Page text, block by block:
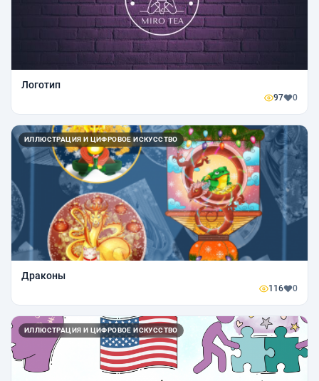
Логотип
97 0
ИЛЛЮСТРАЦИЯ И ЦИФРОВОЕ ИСКУССТВО
Драконы
116 0
ИЛЛЮСТРАЦИЯ И ЦИФРОВОЕ ИСКУССТВО